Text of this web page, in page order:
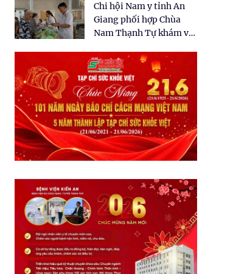
dân tại xã Tân Tập
Chi hội Nam y tỉnh An
Giang phối hợp Chùa
Nam Thạnh Tự khám và
nhân dân